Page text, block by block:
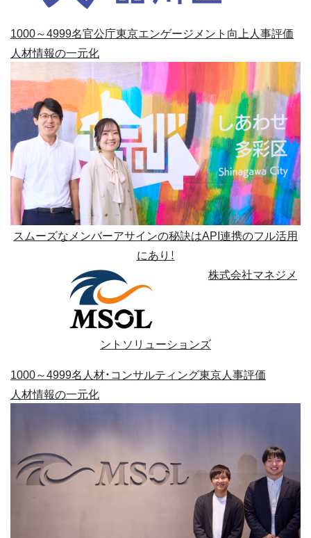
1000～4999名官公庁東京エンゲージメント向上人事評価
人材情報の一元化
スムーズなメンバーアサインの秘訣はAPI連携のフル活用
にあり！
株式会社マネジメ
ントソリューションズ
1000～4999名人材・コンサルティング東京人事評価
人材情報の一元化